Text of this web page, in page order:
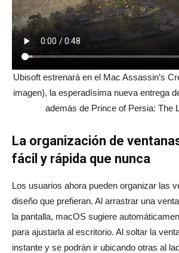
Ubisoft estrenará en el Mac Assassin’s
imagen), la esperadísima nueva entrega
además de Prince of Persia: The
La organización de
fácil y rápida que nunca
Los usuarios ahora pueden organizar las
diseño que prefieran. Al arrastrar una
la pantalla, macOS sugiere
para ajustarla al escritorio. Al soltar la
instante y se podrán ir ubicando otras al